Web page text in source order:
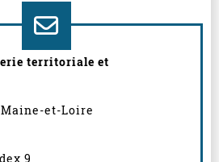
territoriale et
et-Loire
9